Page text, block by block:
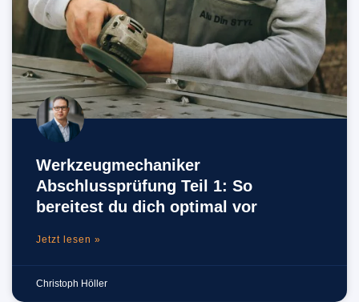
Werkzeugmechaniker
Abschlussprüfung Teil 1: So
bereitest du dich optimal vor
Jetzt lesen »
Christoph Höller